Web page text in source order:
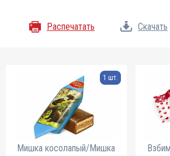
Распечатать Скачать
Мишка косолапый/Мишка
1 шт.